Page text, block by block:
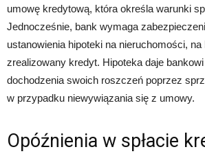
umowę kredytową, która określa warunki
Jednocześnie, bank wymaga
ustanowienia hipoteki na nieruchomości,
zrealizowany kredyt. Hipoteka daje
dochodzenia swoich roszczeń poprzez
w przypadku niewywiązania się z umowy.
Opóźnienia w spłacie